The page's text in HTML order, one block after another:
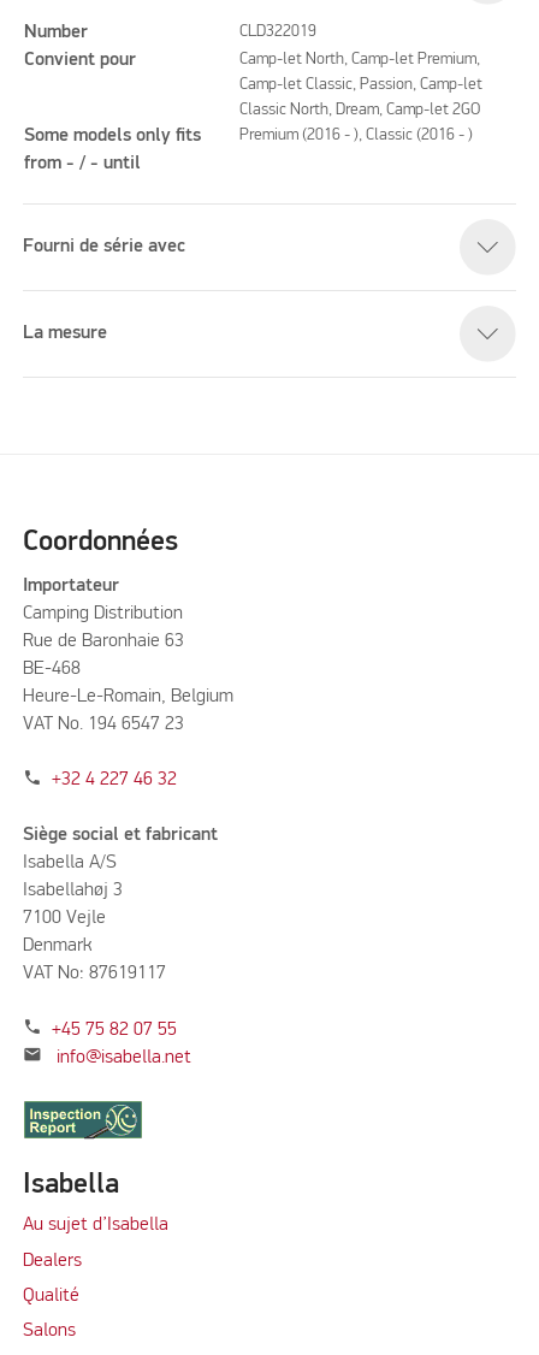
Number CLD322019
Convient pour
Camp-let North, Camp-let Premium,
Camp-let Classic, Passion, Camp-let
Classic North, Dream, Camp-let 2GO
Some models only fits
from - / - until
Premium (2016 - ), Classic (2016 - )
Fourni de série avec
La mesure
Coordonnées
Importateur
Camping Distribution
Rue de Baronhaie 63
BE-468
Heure-Le-Romain, Belgium
VAT No. 194 6547 23
phone +32 4 227 46 32
Siège social et fabricant
Isabella A/S
Isabellahøj 3
7100 Vejle
Denmark
VAT No: 87619117
phone +45 75 82 07 55
mail info@isabella.net
Isabella
Au sujet d’Isabella
Dealers
Qualité
Salons